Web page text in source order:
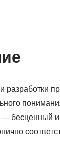
разработки
бесценный